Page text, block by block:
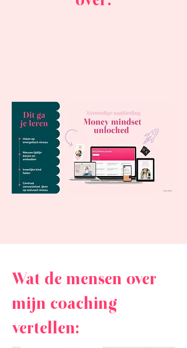
Wat de mensen over
mijn coaching
vertellen: